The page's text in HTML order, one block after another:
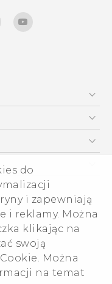
do
i zapewniają
i reklamy. Można
klikając na
swoją
Można
na temat
prawne